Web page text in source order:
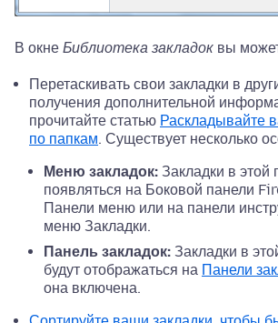
В окне Библиотека закладок вы
Перетаскивать свои закладки в
получения дополнительной
прочитайте статью Раскладывайте
по папкам. Существует несколько
Меню закладок: Закладки в этой
появляться на Боковой панели
Панели меню или на панели
меню Закладки.
Панель закладок: Закладки в
будут отображаться на Панели
она включена.